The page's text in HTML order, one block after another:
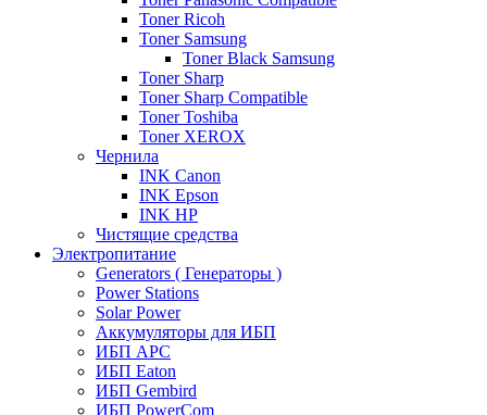
Toner Ricoh
Toner Samsung
Toner Black Samsung
Toner Sharp
Toner Sharp Compatible
Toner Toshiba
Toner XEROX
Чернила
INK Canon
INK Epson
INK HP
Чистящие средства
Электропитание
Generators ( Генераторы )
Power Stations
Solar Power
Аккумуляторы для ИБП
ИБП APC
ИБП Eaton
ИБП Gembird
ИБП PowerCom